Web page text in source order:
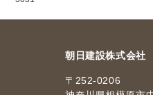
朝日建設株式会社
〒252-0206